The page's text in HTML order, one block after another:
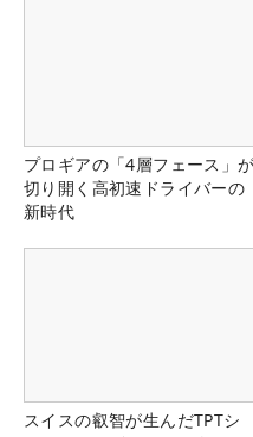
プロギアの「4層フェース」が
切り開く高初速ドライバーの
新時代
スイスの叡智が生んだTPTシ